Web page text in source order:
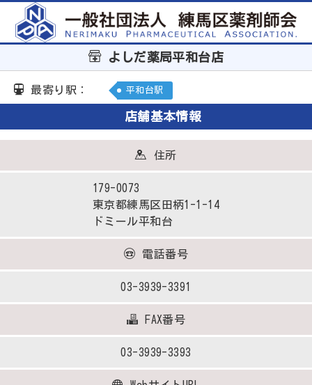
よしだ薬局平和台店
最寄り駅： 平和台駅
店舗基本情報
住所
179-0073
東京都練馬区田柄1-1-14
ドミール平和台
電話番号
03-3939-3391
FAX番号
03-3939-3393